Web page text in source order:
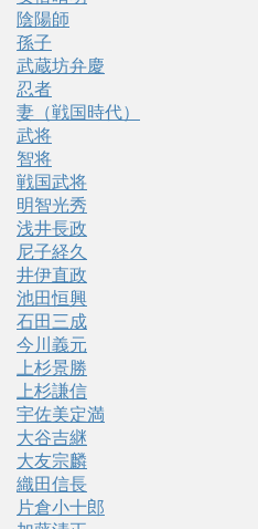
陰陽師
孫子
武蔵坊弁慶
忍者
妻（戦国時代）
武将
智将
戦国武将
明智光秀
浅井長政
尼子経久
井伊直政
池田恒興
石田三成
今川義元
上杉景勝
上杉謙信
宇佐美定満
大谷吉継
大友宗麟
織田信長
片倉小十郎